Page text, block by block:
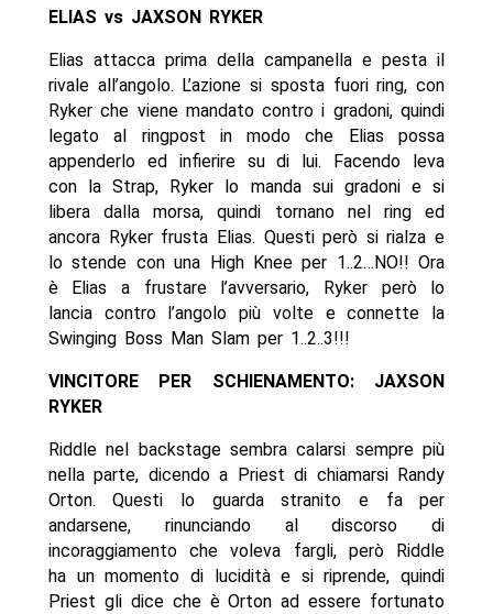
ELIAS vs JAXSON RYKER
Elias attacca prima della campanella e pesta il
rivale all’angolo. L’azione si sposta fuori ring, con
Ryker che viene mandato contro i gradoni, quindi
legato al ringpost in modo che Elias possa
appenderlo ed infierire su di lui. Facendo leva
con la Strap, Ryker lo manda sui gradoni e si
libera dalla morsa, quindi tornano nel ring ed
ancora Ryker frusta Elias. Questi però si rialza e
lo stende con una High Knee per 1..2…NO!! Ora
è Elias a frustare l’avversario, Ryker però lo
lancia contro l’angolo più volte e connette la
Swinging Boss Man Slam per 1..2..3!!!
VINCITORE PER SCHIENAMENTO: JAXSON
RYKER
Riddle nel backstage sembra calarsi sempre più
nella parte, dicendo a Priest di chiamarsi Randy
Orton. Questi lo guarda stranito e fa per
andarsene, rinunciando al discorso di
incoraggiamento che voleva fargli, però Riddle
ha un momento di lucidità e si riprende, quindi
Priest gli dice che è Orton ad essere fortunato